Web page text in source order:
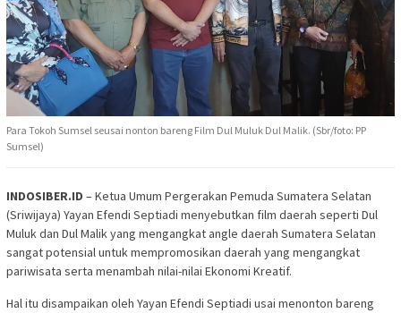
Para Tokoh Sumsel seusai nonton bareng Film Dul Muluk Dul Malik. (Sbr/foto: PP
Sumsel)
INDOSIBER.ID – Ketua Umum Pergerakan Pemuda Sumatera Selatan
(Sriwijaya) Yayan Efendi Septiadi menyebutkan film daerah seperti Dul
Muluk dan Dul Malik yang mengangkat angle daerah Sumatera Selatan
sangat potensial untuk mempromosikan daerah yang mengangkat
pariwisata serta menambah nilai-nilai Ekonomi Kreatif.
Hal itu disampaikan oleh Yayan Efendi Septiadi usai menonton bareng